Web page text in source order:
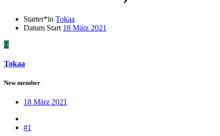
Starter*in Tokaa
Datum Start 18 März 2021
T
Tokaa
New member
18 März 2021
#1